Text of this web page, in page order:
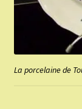
La porcelaine de